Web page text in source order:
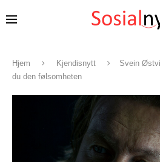
Hjem Kjendisnytt
Svein
du den følsomheten